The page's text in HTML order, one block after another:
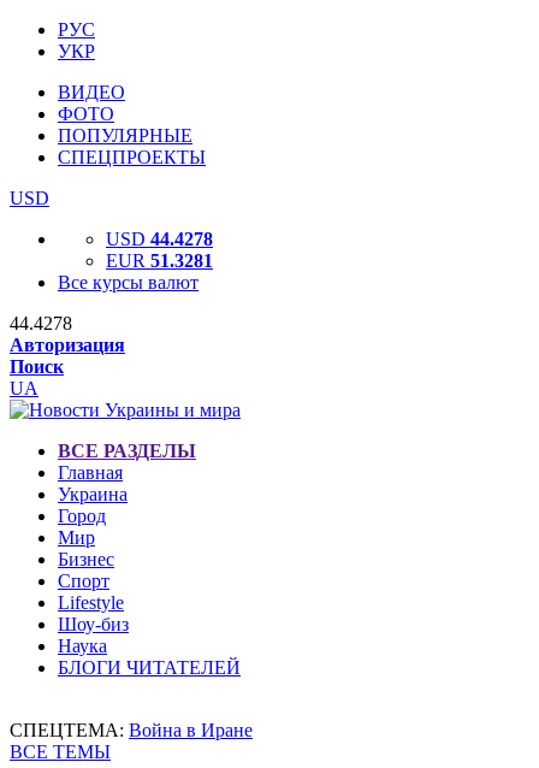
РУС
УКР
ВИДЕО
ФОТО
ПОПУЛЯРНЫЕ
СПЕЦПРОЕКТЫ
USD
USD 44.4278
EUR 51.3281
Все курсы валют
44.4278
Авторизация
Поиск
UA
ВСЕ РАЗДЕЛЫ
Главная
Украина
Город
Мир
Бизнес
Спорт
Lifestyle
Шоу-биз
Наука
БЛОГИ ЧИТАТЕЛЕЙ
СПЕЦТЕМА: Война в Иране
ВСЕ ТЕМЫ